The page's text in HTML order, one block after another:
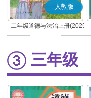
人教版
二年级道德与法治上册(2025
秋版)(部编版)
三年级